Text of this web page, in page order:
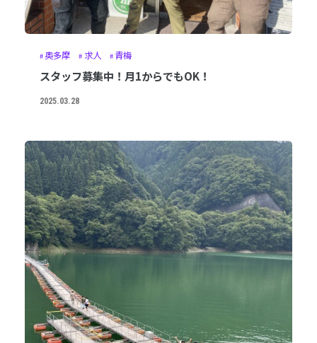
奥多摩 求人 青梅
スタッフ募集中！月1からでもOK！
2025.03.28